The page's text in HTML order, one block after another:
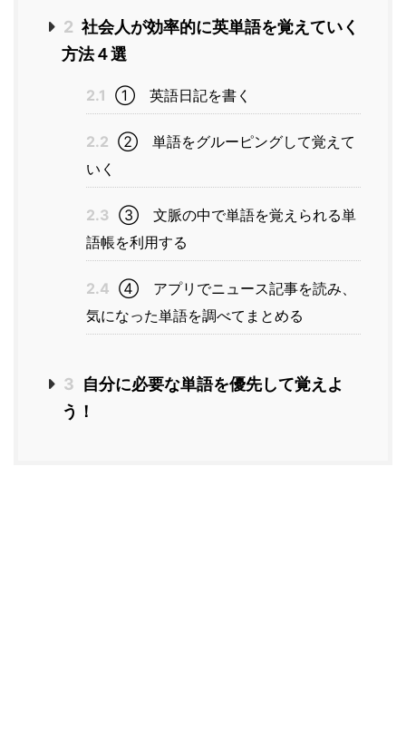
2 社会人が効率的に英単語を覚えていく
方法４選
2.1 ① 英語日記を書く
2.2 ② 単語をグルーピングして覚えて
いく
2.3 ③ 文脈の中で単語を覚えられる単
語帳を利用する
2.4 ④ アプリでニュース記事を読み、
気になった単語を調べてまとめる
3 自分に必要な単語を優先して覚えよ
う！